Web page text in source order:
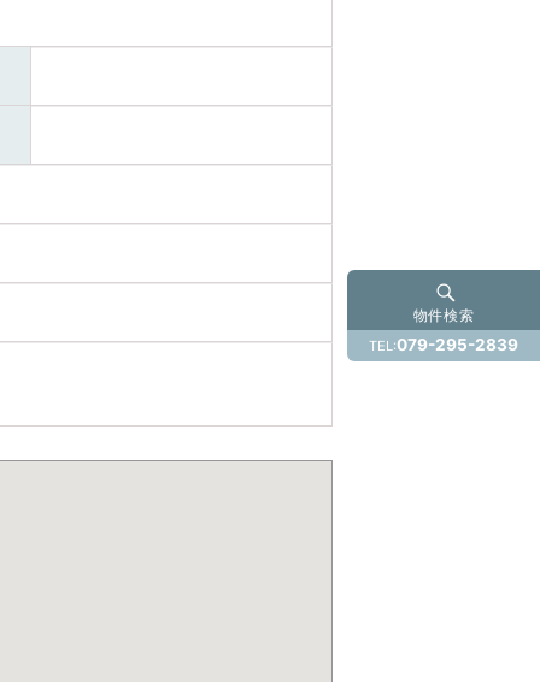
物件検索
TEL:079-295-2839